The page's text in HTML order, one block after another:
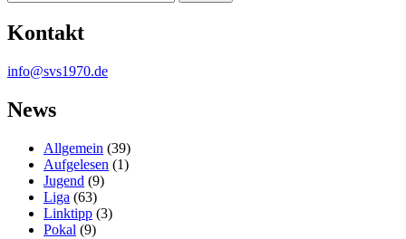
Kontakt
info@svs1970.de
News
Allgemein (39)
Aufgelesen (1)
Jugend (9)
Liga (63)
Linktipp (3)
Pokal (9)